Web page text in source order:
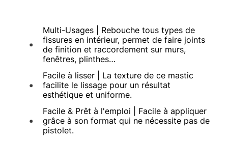
Multi-Usages | Rebouche tous types de
fissures en intérieur, permet de faire joints
de finition et raccordement sur murs,
fenêtres, plinthes…
Facile à lisser | La texture de ce mastic
facilite le lissage pour un résultat
esthétique et uniforme.
Facile & Prêt à l'emploi | Facile à appliquer
grâce à son format qui ne nécessite pas de
pistolet.